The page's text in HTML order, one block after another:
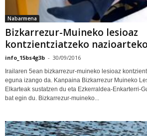
Nabarmena
Bizkarrezur-Muineko lesioaz
kontzientziatzeko
info_15bs4g3b - 30/09/2016
Irailaren 5ean bizkarrezur-muineko lesioaz
eguna izango da. Kanpaina Bizkarrezur Muineko
Elkarteak sustatzen du eta Ezkerraldea-Enkarterri-
bat egin du. Bizkarrezur-muineko...